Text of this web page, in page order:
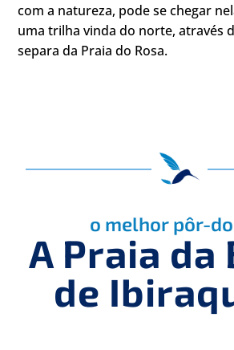
com a natureza, pode se chegar
uma trilha vinda do norte, através
separa da Praia do Rosa.
o melhor pôr-
A Praia da
de